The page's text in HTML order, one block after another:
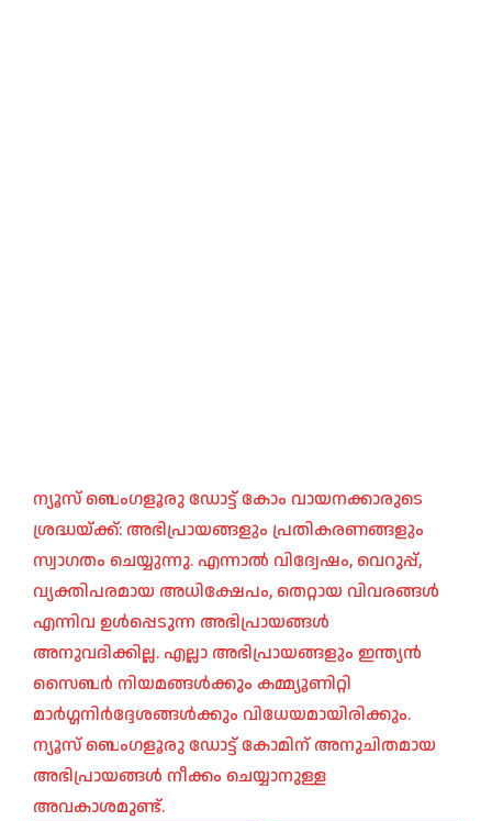
ന്യൂസ് ബെംഗളൂരു ഡോട്ട് കോം വായനക്കാരുടെ
ശ്രദ്ധയ്ക്ക്: അഭിപ്രായങ്ങളും പ്രതികരണങ്ങളും
സ്വാഗതം ചെയ്യുന്നു. എന്നാൽ വിദ്വേഷം, വെറുപ്പ്,
വ്യക്തിപരമായ അധിക്ഷേപം, തെറ്റായ വിവരങ്ങൾ
എന്നിവ ഉൾപ്പെടുന്ന അഭിപ്രായങ്ങൾ
അനുവദിക്കില്ല. എല്ലാ അഭിപ്രായങ്ങളും ഇന്ത്യൻ
സൈബർ നിയമങ്ങൾക്കും കമ്മ്യൂണിറ്റി
മാർഗ്ഗനിർദ്ദേശങ്ങൾക്കും വിധേയമായിരിക്കും.
ന്യൂസ് ബെംഗളൂരു ഡോട്ട് കോമിന് അനുചിതമായ
അഭിപ്രായങ്ങൾ നീക്കം ചെയ്യാനുള്ള
അവകാശമുണ്ട്.